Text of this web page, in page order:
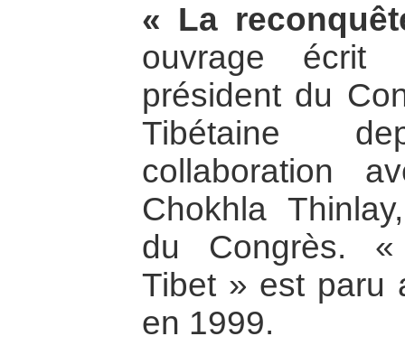
« La
ouvrage écrit
président du
Tibétaine
collaboration
Chokhla
du Congrès.
Tibet » est paru
en 1999.